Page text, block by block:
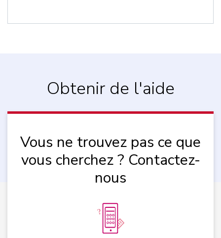
Obtenir de l'aide
Vous ne trouvez pas ce que
vous cherchez ? Contactez-
nous